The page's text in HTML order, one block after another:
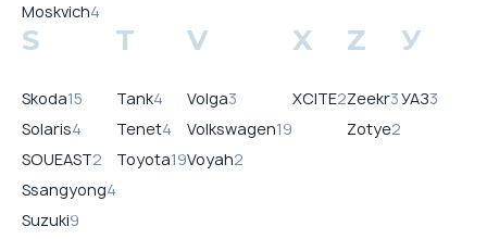
Moskvich4
S
Skoda15
Solaris4
SOUEAST2
Ssangyong4
Suzuki9
T
Tank4
Tenet4
Toyota19
V
Volga3
Volkswagen19
Voyah2
X
XCITE2
Z
Zeekr3
Zotye2
У
УАЗ3